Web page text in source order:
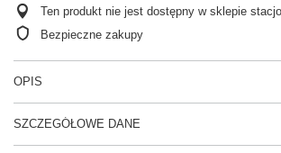
Ten produkt nie jest dostępny w sklepie
Bezpieczne zakupy
OPIS
SZCZEGÓŁOWE DANE